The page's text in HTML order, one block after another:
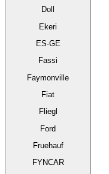
Doll
Ekeri
ES-GE
Fassi
Faymonville
Fiat
Fliegl
Ford
Fruehauf
FYNCAR